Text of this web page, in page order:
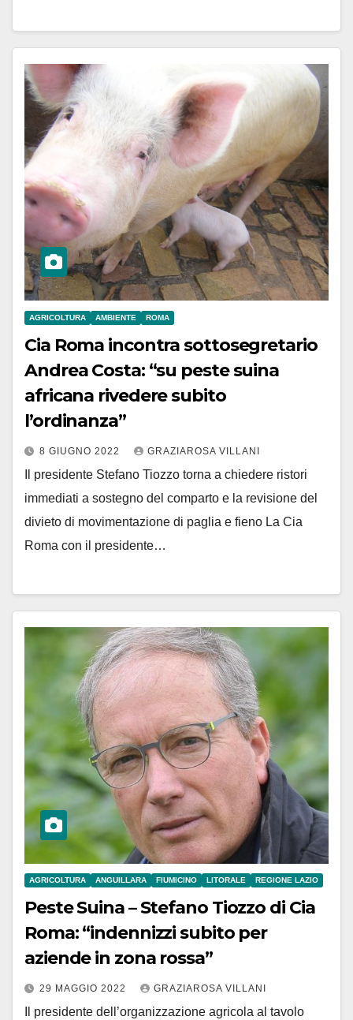
AGRICOLTURA AMBIENTE ROMA
Cia Roma incontra sottosegretario
Andrea Costa: “su peste suina
africana rivedere subito
l’ordinanza”
8 GIUGNO 2022 GRAZIAROSA VILLANI
Il presidente Stefano Tiozzo torna a chiedere ristori
immediati a sostegno del comparto e la revisione del
divieto di movimentazione di paglia e fieno La Cia
Roma con il presidente…
AGRICOLTURA ANGUILLARA FIUMICINO LITORALE REGIONE LAZIO
Peste Suina – Stefano Tiozzo di Cia
Roma: “indennizzi subito per
aziende in zona rossa”
29 MAGGIO 2022 GRAZIAROSA VILLANI
Il presidente dell’organizzazione agricola al tavolo